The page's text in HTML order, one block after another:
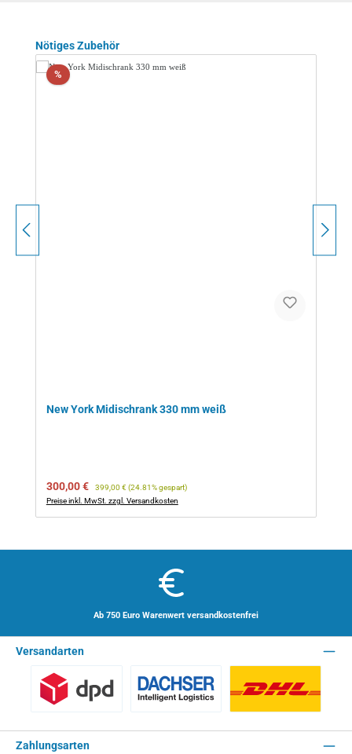
Produktgalerie überspringen
Nötiges Zubehör
%Rabatt
New York Midischrank 330 mm weiß
Verkaufspreis:
300,00 € Regulärer Preis:
399,00 € (24.81% gespart)
Preise inkl. MwSt. zzgl. Versandkosten
Ab 750 Euro Warenwert versandkostenfrei
Versandarten
Zahlungsarten